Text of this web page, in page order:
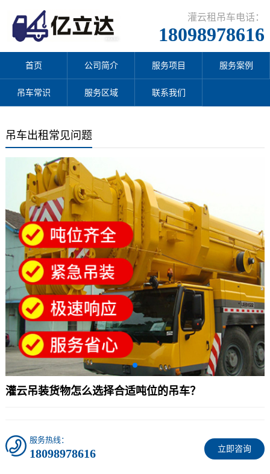
灌云租吊车电话：
18098978616
首页 公司简介 服务项目 服务案例
吊车常识 服务区域 联系我们
吊车出租常见问题
灌云吊装货物怎么选择合适吨位的吊车？
立即咨询
服务热线：
18098978616